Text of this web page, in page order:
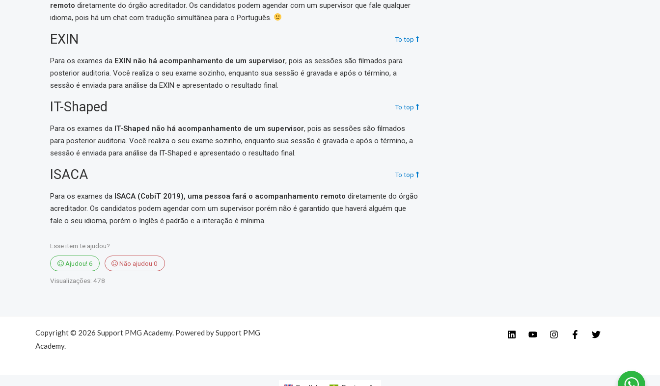
remoto diretamente do órgão acreditador. Os candidatos podem agendar com um supervisor que fale qualquer
idioma, pois há um chat com tradução simultânea para o Português.
EXIN To top
Para os exames da EXIN não há acompanhamento de um supervisor, pois as sessões são filmados para
posterior auditoria. Você realiza o seu exame sozinho, enquanto sua sessão é gravada e após o término, a
sessão é enviada para análise da EXIN e apresentado o resultado final.
IT-Shaped To top
Para os exames da IT-Shaped não há acompanhamento de um supervisor, pois as sessões são filmados
para posterior auditoria. Você realiza o seu exame sozinho, enquanto sua sessão é gravada e após o término, a
sessão é enviada para análise da IT-Shaped e apresentado o resultado final.
ISACA To top
Para os exames da ISACA (CobiT 2019), uma pessoa fará o acompanhamento remoto diretamente do órgão
acreditador. Os candidatos podem agendar com um supervisor porém não é garantido que haverá alguém que
fale o seu idioma, porém o Inglês é padrão e a interação é mínima.
Esse item te ajudou?
Ajudou! 6 Não ajudou0
Visualizações: 478
Copyright © 2026 Support PMG Academy. Powered by Support PMG
Academy.